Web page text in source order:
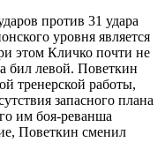
против 31 удара
уровня является
этом Кличко почти не
бил левой. Поветкин
тренерской работы,
запасного плана
им боя-реванша
Поветкин сменил